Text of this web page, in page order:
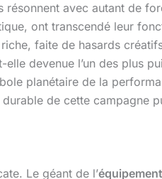
résonnent avec autant de
ont transcendé leur
riche, faite de hasards
devenue l’un des plus
planétaire de la
durable de cette campagne
Le géant de l’